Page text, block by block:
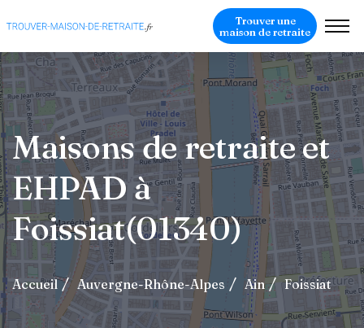
Trouver une
maison de retraite
Maisons de retraite et
EHPAD à
Foissiat(01340)
Accueil Auvergne-Rhône-Alpes Ain Foissiat